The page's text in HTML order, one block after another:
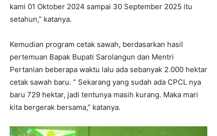
kami 01 Oktober 2024 sampai 30 September 2025 itu
setahun,” katanya.
Kemudian program cetak sawah, berdasarkan hasil
pertemuan Bapak Bupati Sarolangun dan Mentri
Pertanian beberapa waktu lalu ada sebanyak 2.000 hektar
cetak sawah baru. ” Sekarang yang sudah ada CPCL nya
baru 729 hektar, jadi tentunya masih kurang. Maka mari
kita bergerak bersama,” katanya.